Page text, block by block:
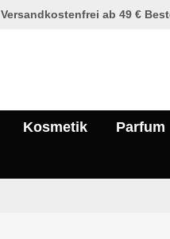
Versandkostenfrei ab 49 €
Kosmetik Parfum